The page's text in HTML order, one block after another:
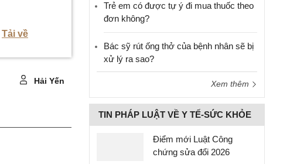
Tải về
Hải Yến
Trẻ em có được tự ý đi mua thuốc theo
đơn không?
Bác sỹ rút ống thở của bệnh nhân sẽ bị
xử lý ra sao?
Xem thêm
TIN PHÁP LUẬT VỀ Y TẾ-SỨC KHỎE
Điểm mới Luật Công
chứng sửa đổi 2026